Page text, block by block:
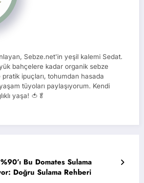
Sebze.net'in yeşil kalemi Sedat.
bahçelere kadar organik sebze
ipuçları, tohumdan hasada
tüyoları paylaşıyorum. Kendi
yaşa! 🍅🥬
Bu Domates Sulama
Doğru Sulama Rehberi